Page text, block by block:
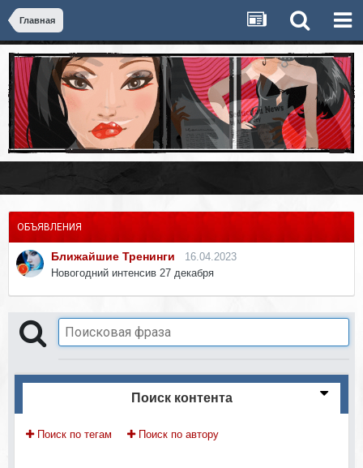
Главная
ОБЪЯВЛЕНИЯ
Ближайшие Тренинги
16.04.2023
Новогодний интенсив 27 декабря
Поиск контента
Поиск по тегам Поиск по автору